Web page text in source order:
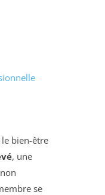
bien-être
, une
se